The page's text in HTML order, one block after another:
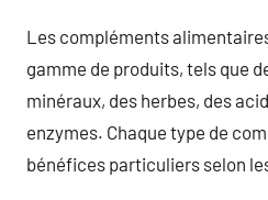
Les compléments
gamme de produits, tels que
minéraux, des herbes, des
enzymes. Chaque type de
bénéfices particuliers selon